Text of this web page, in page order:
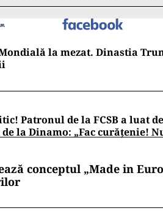
la mezat. Dinastia
Patronul de la FCSB a luat
la Dinamo: „Fac curățenie!
conceptul „Made in